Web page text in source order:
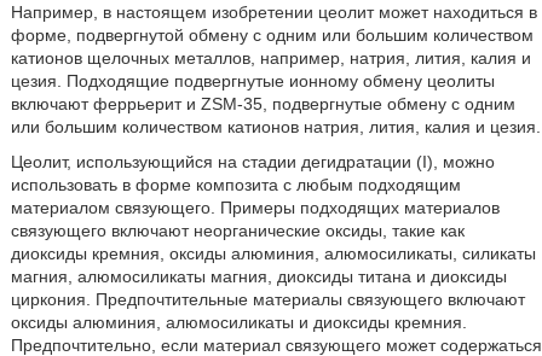
Например, в настоящем изобретении цеолит может находиться в
форме, подвергнутой обмену с одним или большим количеством
катионов щелочных металлов, например, натрия, лития, калия и
цезия. Подходящие подвергнутые ионному обмену цеолиты
включают феррьерит и ZSM-35, подвергнутые обмену с одним
или большим количеством катионов натрия, лития, калия и цезия.
Цеолит, использующийся на стадии дегидратации (I), можно
использовать в форме композита с любым подходящим
материалом связующего. Примеры подходящих материалов
связующего включают неорганические оксиды, такие как
диоксиды кремния, оксиды алюминия, алюмосиликаты, силикаты
магния, алюмосиликаты магния, диоксиды титана и диоксиды
циркония. Предпочтительные материалы связующего включают
оксиды алюминия, алюмосиликаты и диоксиды кремния.
Предпочтительно, если материал связующего может содержаться